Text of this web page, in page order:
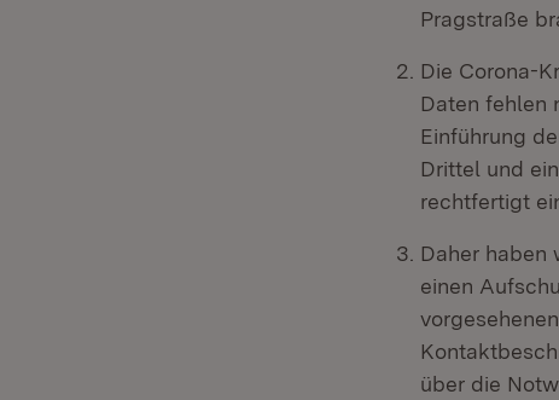
Pragstraße
Die Corona-
Daten fehlen
Einführung
Drittel und
rechtfertigt
Daher haben
einen
über die